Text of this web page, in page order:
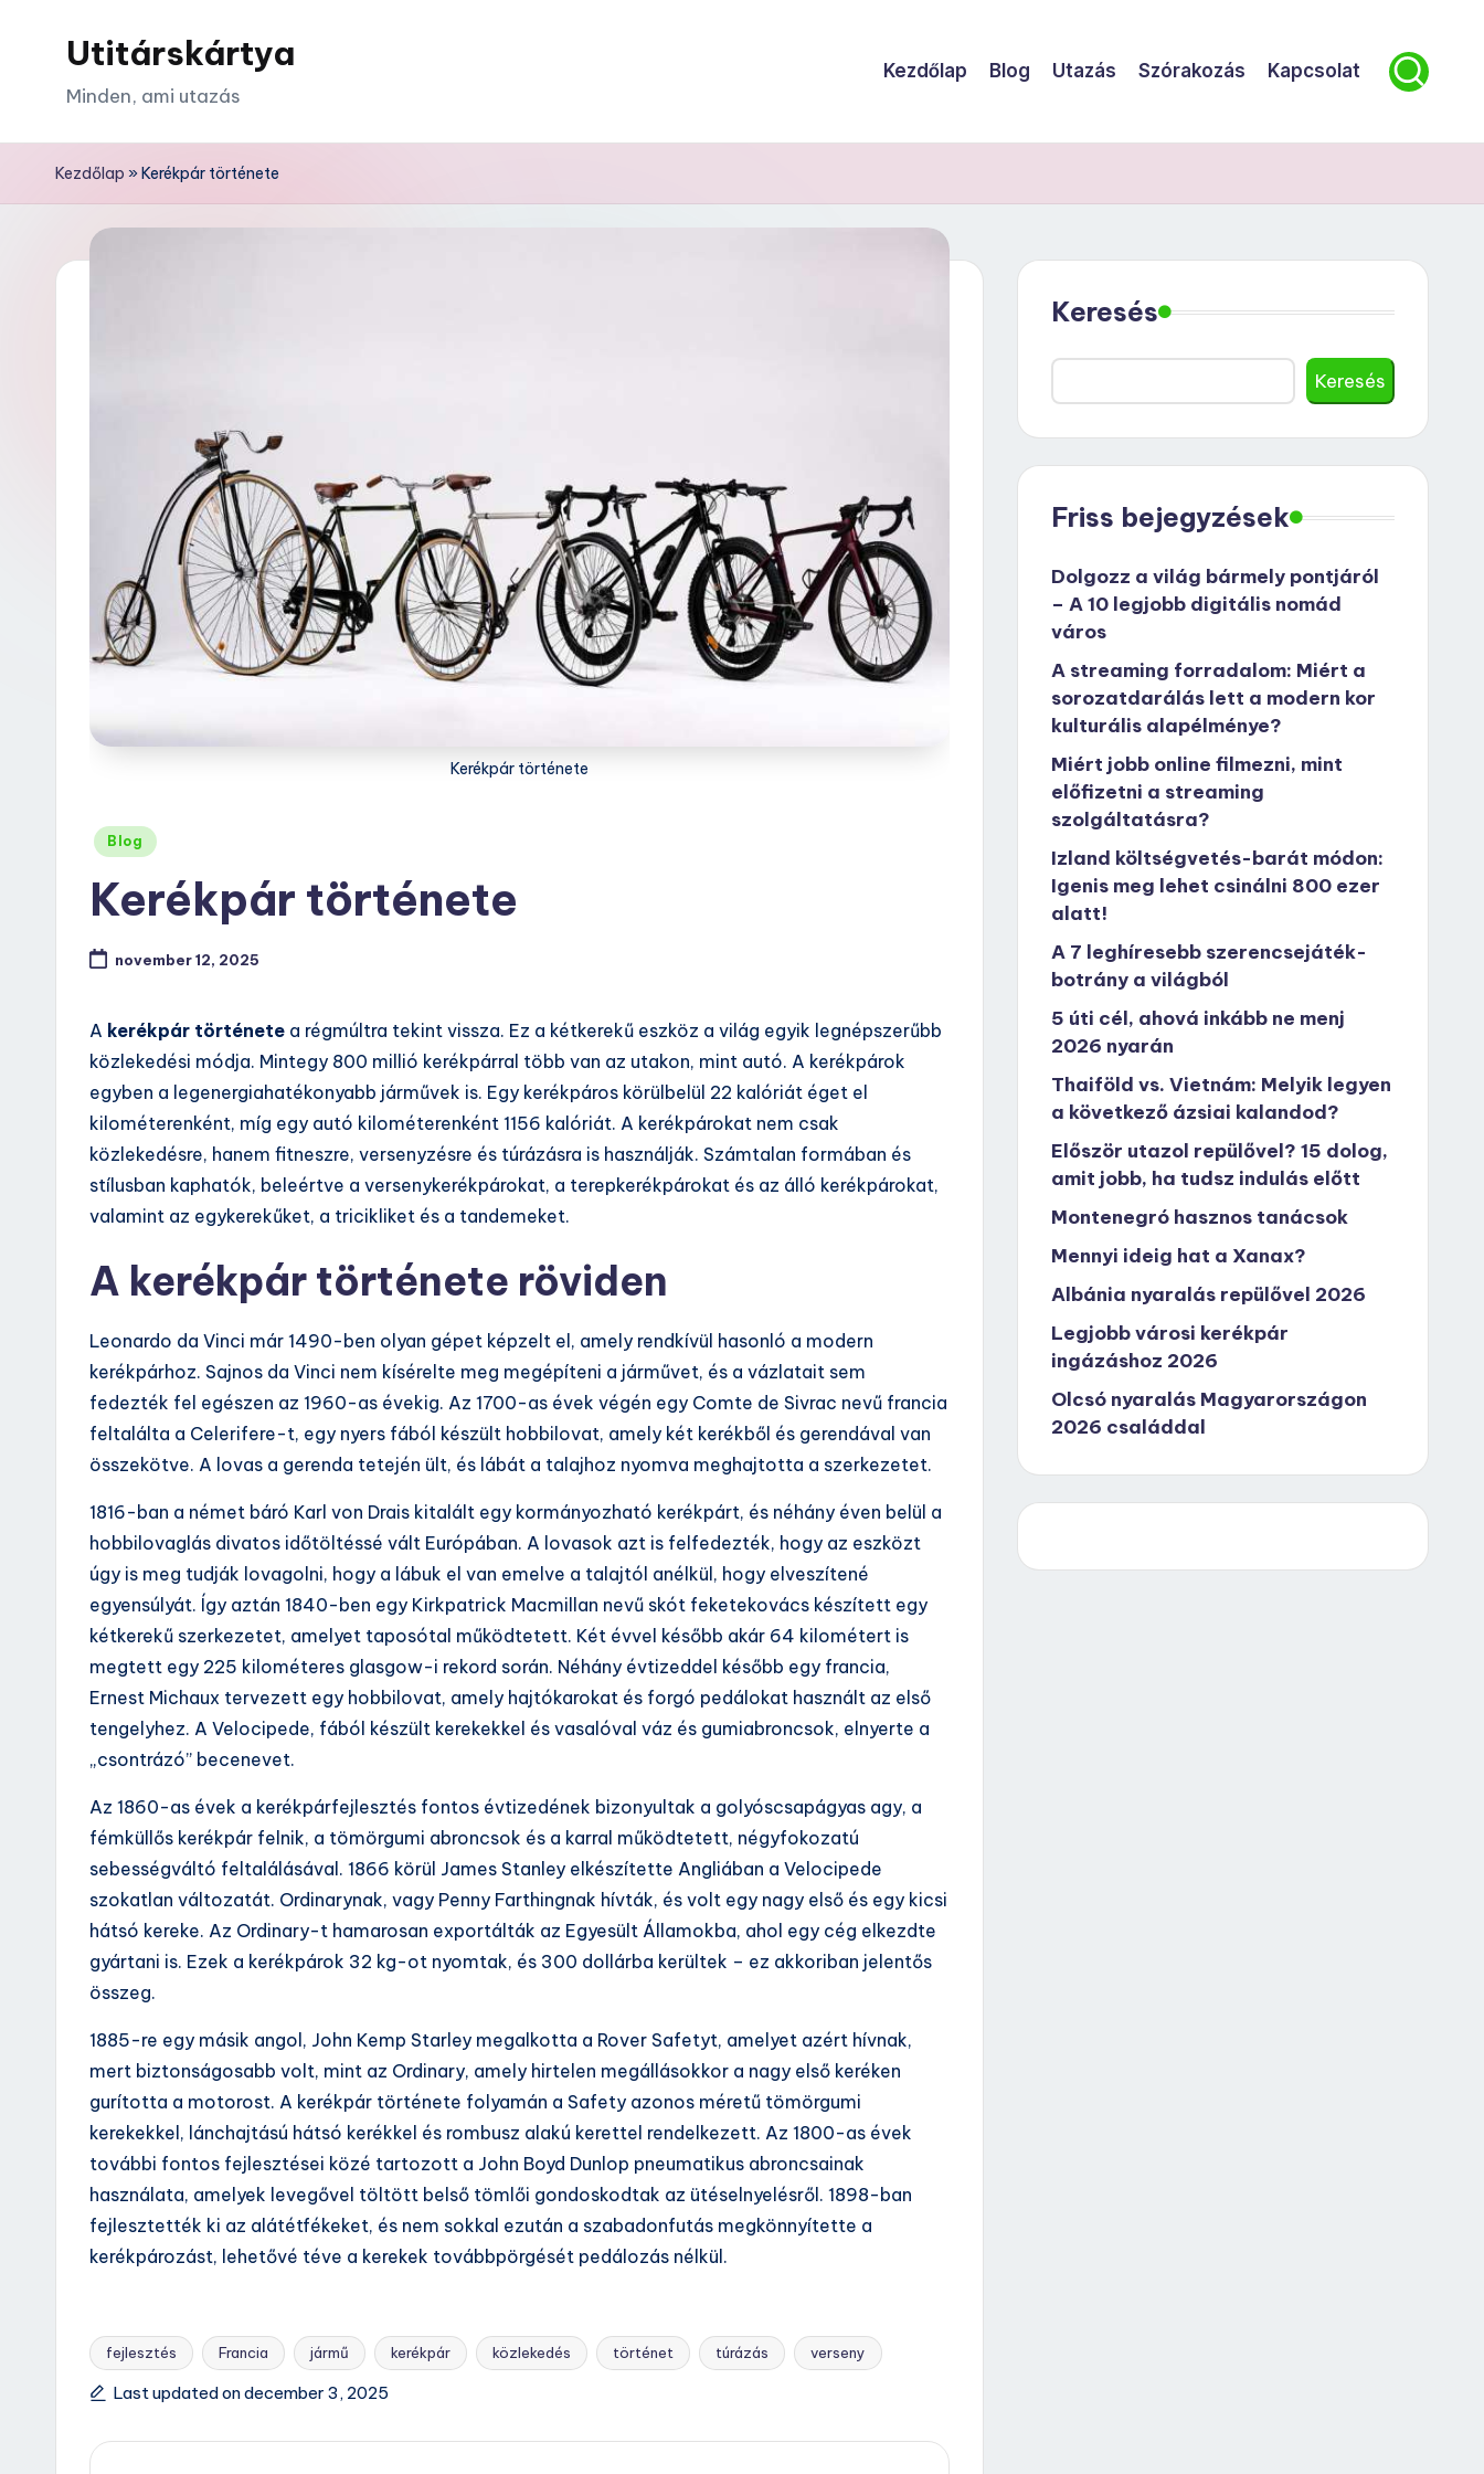
Utitárskártya
Minden, ami utazás
Kezdőlap Blog Utazás Szórakozás Kapcsolat
Kezdőlap »Kerékpár története
Kerékpár története
Posted
Blog
Kerékpár története
november 12, 2025
A kerékpár története a régmúltra tekint vissza. Ez a kétkerekű eszköz a világ egyik legnépszerűbb
közlekedési módja. Mintegy 800 millió kerékpárral több van az utakon, mint autó. A kerékpárok
egyben a legenergiahatékonyabb járművek is. Egy kerékpáros körülbelül 22 kalóriát éget el
kilométerenként, míg egy autó kilométerenként 1156 kalóriát. A kerékpárokat nem csak
közlekedésre, hanem fitneszre, versenyzésre és túrázásra is használják. Számtalan formában és
stílusban kaphatók, beleértve a versenykerékpárokat, a terepkerékpárokat és az álló kerékpárokat,
valamint az egykerekűket, a tricikliket és a tandemeket.
A kerékpár története röviden
Leonardo da Vinci már 1490-ben olyan gépet képzelt el, amely rendkívül hasonló a modern
kerékpárhoz. Sajnos da Vinci nem kísérelte meg megépíteni a járművet, és a vázlatait sem
fedezték fel egészen az 1960-as évekig. Az 1700-as évek végén egy Comte de Sivrac nevű francia
feltalálta a Celerifere-t, egy nyers fából készült hobbilovat, amely két kerékből és gerendával van
összekötve. A lovas a gerenda tetején ült, és lábát a talajhoz nyomva meghajtotta a szerkezetet.
1816-ban a német báró Karl von Drais kitalált egy kormányozható kerékpárt, és néhány éven belül a
hobbilovaglás divatos időtöltéssé vált Európában. A lovasok azt is felfedezték, hogy az eszközt
úgy is meg tudják lovagolni, hogy a lábuk el van emelve a talajtól anélkül, hogy elveszítené
egyensúlyát. Így aztán 1840-ben egy Kirkpatrick Macmillan nevű skót feketekovács készített egy
kétkerekű szerkezetet, amelyet taposótal működtetett. Két évvel később akár 64 kilométert is
megtett egy 225 kilométeres glasgow-i rekord során. Néhány évtizeddel később egy francia,
Ernest Michaux tervezett egy hobbilovat, amely hajtókarokat és forgó pedálokat használt az első
tengelyhez. A Velocipede, fából készült kerekekkel és vasalóval váz és gumiabroncsok, elnyerte a
„csontrázó” becenevet.
Az 1860-as évek a kerékpárfejlesztés fontos évtizedének bizonyultak a golyóscsapágyas agy, a
fémküllős kerékpár felnik, a tömörgumi abroncsok és a karral működtetett, négyfokozatú
sebességváltó feltalálásával. 1866 körül James Stanley elkészítette Angliában a Velocipede
szokatlan változatát. Ordinarynak, vagy Penny Farthingnak hívták, és volt egy nagy első és egy kicsi
hátsó kereke. Az Ordinary-t hamarosan exportálták az Egyesült Államokba, ahol egy cég elkezdte
gyártani is. Ezek a kerékpárok 32 kg-ot nyomtak, és 300 dollárba kerültek – ez akkoriban jelentős
összeg.
1885-re egy másik angol, John Kemp Starley megalkotta a Rover Safetyt, amelyet azért hívnak,
mert biztonságosabb volt, mint az Ordinary, amely hirtelen megállásokkor a nagy első keréken
gurította a motorost. A kerékpár története folyamán a Safety azonos méretű tömörgumi
kerekekkel, lánchajtású hátsó kerékkel és rombusz alakú kerettel rendelkezett. Az 1800-as évek
további fontos fejlesztései közé tartozott a John Boyd Dunlop pneumatikus abroncsainak
használata, amelyek levegővel töltött belső tömlői gondoskodtak az ütéselnyelésről. 1898-ban
fejlesztették ki az alátétfékeket, és nem sokkal ezután a szabadonfutás megkönnyítette a
kerékpározást, lehetővé téve a kerekek továbbpörgését pedálozás nélkül.
Tags:
fejlesztés Francia jármű kerékpár közlekedés történet túrázás verseny
Last updated on december 3, 2025
Keresés
Keresés
Friss bejegyzések
Dolgozz a világ bármely pontjáról
– A 10 legjobb digitális nomád
város
A streaming forradalom: Miért a
sorozatdarálás lett a modern kor
kulturális alapélménye?
Miért jobb online filmezni, mint
előfizetni a streaming
szolgáltatásra?
Izland költségvetés-barát módon:
Igenis meg lehet csinálni 800 ezer
alatt!
A 7 leghíresebb szerencsejáték-
botrány a világból
5 úti cél, ahová inkább ne menj
2026 nyarán
Thaiföld vs. Vietnám: Melyik legyen
a következő ázsiai kalandod?
Először utazol repülővel? 15 dolog,
amit jobb, ha tudsz indulás előtt
Montenegró hasznos tanácsok
Mennyi ideig hat a Xanax?
Albánia nyaralás repülővel 2026
Legjobb városi kerékpár
ingázáshoz 2026
Olcsó nyaralás Magyarországon
2026 családdal